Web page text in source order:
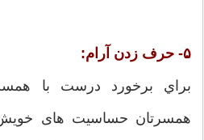
۵- حرف زدن آرام:
براي برخورد درست با
همسرتان حساسیت های